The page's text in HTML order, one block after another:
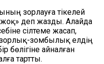
зорлауға тікелей
деп жазды. Алайда
сілтеме жасап,
зомбылық елдің
бөлігіне айналған
тартты.